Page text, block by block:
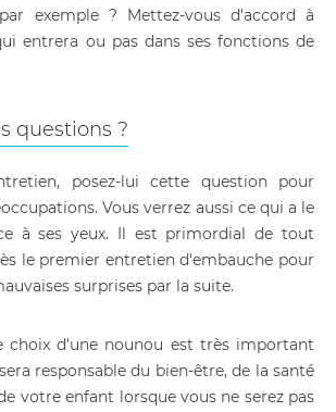
exemple ? Mettez-vous d'accord à
entrera ou pas dans ses fonctions de
questions ?
posez-lui cette question pour
Vous verrez aussi ce qui a le
à ses yeux. Il est primordial de tout
le premier entretien d'embauche pour
surprises par la suite.
choix d'une nounou est très important
responsable du bien-être, de la santé
votre enfant lorsque vous ne serez pas